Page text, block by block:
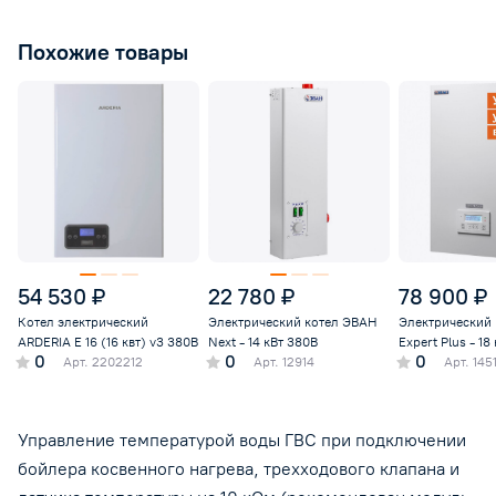
Похожие товары
54 530 ₽
Котел электрический
ARDERIA E 16 (16 квт) v3 380В
0 Арт. 2202212
22 780 ₽
Электрический котел ЭВАН
Next - 14 кВт 380В
0 Арт. 12914
78 900 ₽
Expert Plus - 18
0 Арт.
Управление температурой воды ГВС при подключении
бойлера косвенного нагрева, трехходового клапана и